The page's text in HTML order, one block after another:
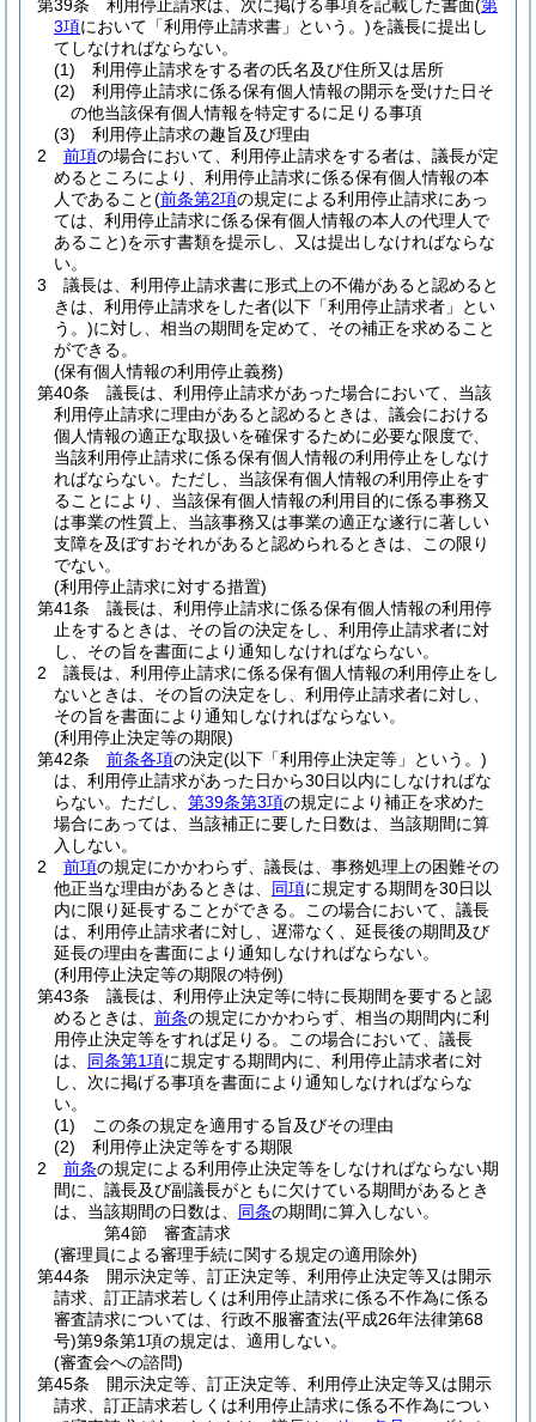
第39条
利用停止請求は、次に掲げる事項を記載した書面(第
3項において「利用停止請求書」という。)を議長に提出し
てしなければならない。
(1)
利用停止請求をする者の氏名及び住所又は居所
(2)
利用停止請求に係る保有個人情報の開示を受けた日そ
の他当該保有個人情報を特定するに足りる事項
(3)
利用停止請求の趣旨及び理由
2
前項の場合において、利用停止請求をする者は、議長が定
めるところにより、利用停止請求に係る保有個人情報の本
人であること(前条第2項の規定による利用停止請求にあっ
ては、利用停止請求に係る保有個人情報の本人の代理人で
あること)を示す書類を提示し、又は提出しなければならな
い。
3
議長は、利用停止請求書に形式上の不備があると認めると
きは、利用停止請求をした者(以下「利用停止請求者」とい
う。)に対し、相当の期間を定めて、その補正を求めること
ができる。
(保有個人情報の利用停止義務)
第40条
議長は、利用停止請求があった場合において、当該
利用停止請求に理由があると認めるときは、議会における
個人情報の適正な取扱いを確保するために必要な限度で、
当該利用停止請求に係る保有個人情報の利用停止をしなけ
ればならない。 ただし、当該保有個人情報の利用停止をす
ることにより、当該保有個人情報の利用目的に係る事務又
は事業の性質上、当該事務又は事業の適正な遂行に著しい
支障を及ぼすおそれがあると認められるときは、この限り
でない。
(利用停止請求に対する措置)
第41条
議長は、利用停止請求に係る保有個人情報の利用停
止をするときは、その旨の決定をし、利用停止請求者に対
し、その旨を書面により通知しなければならない。
2
議長は、利用停止請求に係る保有個人情報の利用停止をし
ないときは、その旨の決定をし、利用停止請求者に対し、
その旨を書面により通知しなければならない。
(利用停止決定等の期限)
第42条
前条各項の決定(以下「利用停止決定等」という。)
は、利用停止請求があった日から30日以内にしなければな
らない。 ただし、 第39条第3項の規定により補正を求めた
場合にあっては、当該補正に要した日数は、当該期間に算
入しない。
2
前項の規定にかかわらず、議長は、事務処理上の困難その
他正当な理由があるときは、 同項に規定する期間を30日以
内に限り延長することができる。
この場合において、議長
は、利用停止請求者に対し、遅滞なく、延長後の期間及び
延長の理由を書面により通知しなければならない。
(利用停止決定等の期限の特例)
第43条
議長は、利用停止決定等に特に長期間を要すると認
めるときは、 前条の規定にかかわらず、相当の期間内に利
用停止決定等をすれば足りる。
この場合において、議長
は、 同条第1項に規定する期間内に、利用停止請求者に対
し、次に掲げる事項を書面により通知しなければならな
い。
(1)
この条の規定を適用する旨及びその理由
(2)
利用停止決定等をする期限
2
前条の規定による利用停止決定等をしなければならない期
間に、議長及び副議長がともに欠けている期間があるとき
は、当該期間の日数は、 同条の期間に算入しない。
第4節
審査請求
(審理員による審理手続に関する規定の適用除外)
第44条
開示決定等、訂正決定等、利用停止決定等又は開示
請求、訂正請求若しくは利用停止請求に係る不作為に係る
審査請求については、行政不服審査法(平成26年法律第68
号)第9条第1項の規定は、適用しない。
(審査会への諮問)
第45条
開示決定等、訂正決定等、利用停止決定等又は開示
請求、訂正請求若しくは利用停止請求に係る不作為につい